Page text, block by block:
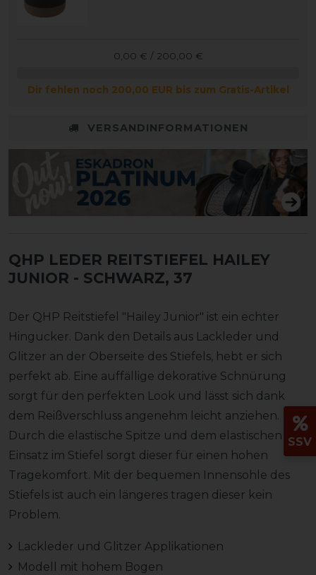
0,00 € / 200,00 €
Dir fehlen noch 200,00 EUR bis zum Gratis-Artikel
VERSANDINFORMATIONEN
QHP LEDER REITSTIEFEL HAILEY
JUNIOR - SCHWARZ, 37
Der QHP Reitstiefel "Hailey Junior" ist ein echter
Hingucker. Dank den Details aus Lackleder und
Glitzer an der Oberseite des Stiefels, hebt er sich
perfekt ab. Eine auffällige dekorative Schnürung
sorgt für den perfekten Look und lässt sich dank
dem Reißverschluss angenehm leicht anziehen.
Durch die elastische Spitze und dem elastischen
Einsatz im Stiefel sorgt dieser für einen hohen
Tragekomfort. Mit der bequemen Innensohle des
Stiefels ist auch ein längeres tragen dieser kein
Problem.
Lackleder und Glitzer Applikationen
Modell mit hohem Bogen
SSV